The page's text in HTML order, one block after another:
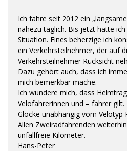
Ich fahre seit 2012 ein
nahezu täglich. Bis jetzt hatte
Situation. Eines beherzige ich
ein Verkehrsteilnehmer, der auf
Verkehrsteilnehmer Rücksicht
Dazu gehört auch, dass ich
mich bemerkbar mache.
Ich wundere mich, dass
Velofahrerinnen und – fahrer gilt.
Glocke unabhängig vom Velotyp
Allen Zweiradfahrenden
unfallfreie Kilometer.
Hans-Peter